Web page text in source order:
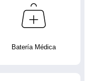
Batería Médica